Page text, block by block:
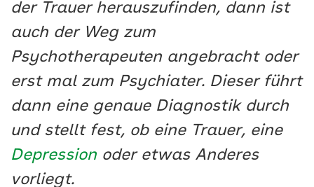
der Trauer herauszufinden, dann ist
auch der Weg zum
Psychotherapeuten angebracht oder
erst mal zum Psychiater. Dieser führt
dann eine genaue Diagnostik durch
und stellt fest, ob eine Trauer, eine
Depression oder etwas Anderes
vorliegt.